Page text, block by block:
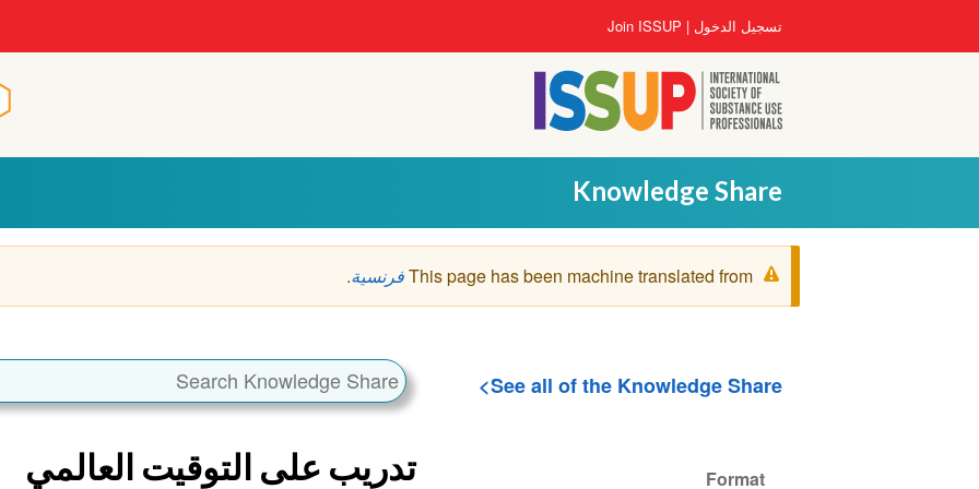
User
account
menu
تسجيل الدخول Join ISSUP
Knowledge Share
رسالة
التحذير
This page has been machine translated fromفرنسية.
See all of the Knowledge Share
Format
تدريب على التوقيت العالمي